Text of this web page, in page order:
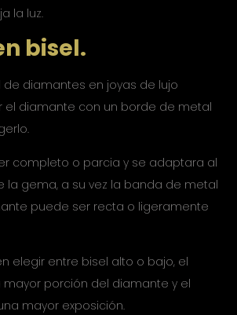
la luz.
bisel.
de diamantes en joyas de lujo
el diamante con un borde de metal
completo o parcia y se adaptara al
la gema, a su vez la banda de metal
puede ser recta o ligeramente
elegir entre bisel alto o bajo, el
porción del diamante y el
mayor exposición.